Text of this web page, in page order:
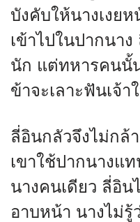
บังคับให้นางเงย
เข้าไปในปากนา
นัก แต่ทหารคนนั้
ข้าจะเลาะฟันเจ้า
ลี่อินกลัวจึงไม่กล้
เขาใช้ปากนางแ
นางคนเดียว ลี่อิน
อาบหน้า นางไม่